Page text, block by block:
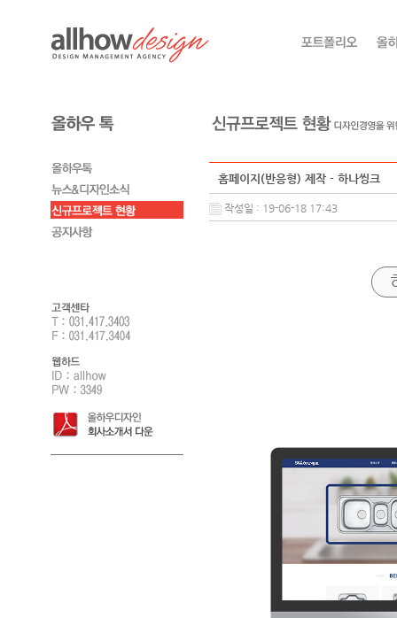
홈페이지(반응형) 제작 - 하나씽크
작성일 : 19-06-18 17:43